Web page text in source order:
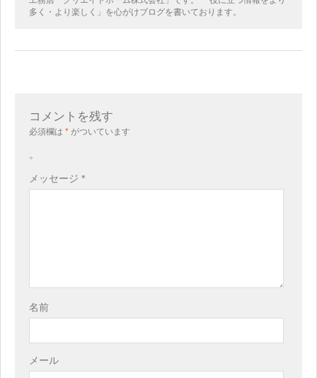
多く・より楽しく」を心がけブログを書いております。
コメントを残す
必須欄は * がついています
。
メッセージ *
名前
メール